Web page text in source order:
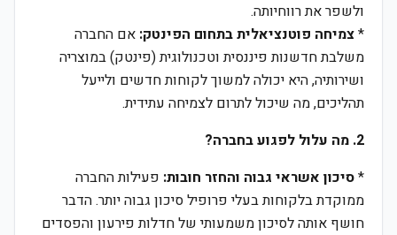
ולשפר את רווחיותה.
*צמיחה פוטנציאלית בתחום הפינטק: אם החברה
משלבת חדשנות פיננסית וטכנולוגית (פינטק) במוצריה
ושירותיה, היא יכולה למשוך לקוחות חדשים ולייעל
תהליכים, מה שיכול לתרום לצמיחה עתידית.
2. מה עלול לפגוע בחברה?
*סיכון אשראי גבוה והחזר חובות: פעילות החברה
ממוקדת בלקוחות בעלי פרופיל סיכון גבוה יותר. הדבר
חושף אותה לסיכון משמעותי של חדלות פירעון והפסדים